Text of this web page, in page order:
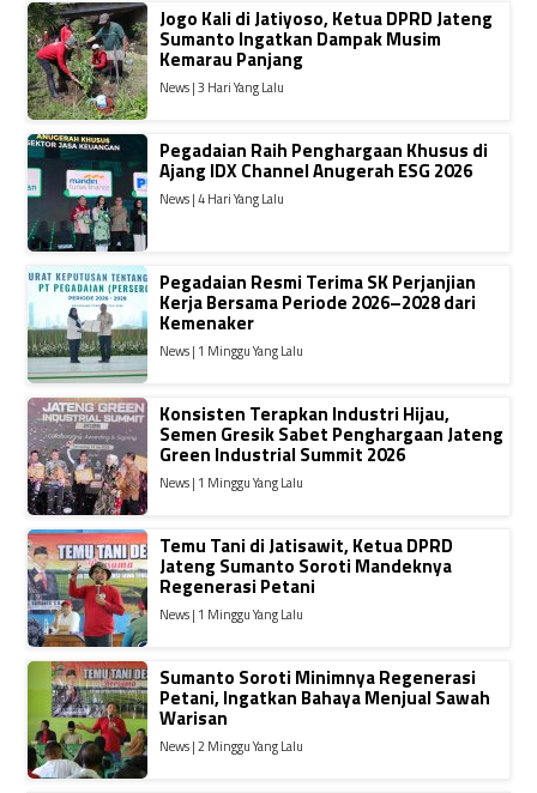
Jogo Kali di Jatiyoso, Ketua DPRD Jateng
Sumanto Ingatkan Dampak Musim
Kemarau Panjang
News | 3 Hari Yang Lalu
Pegadaian Raih Penghargaan Khusus di
Ajang IDX Channel Anugerah ESG 2026
News | 4 Hari Yang Lalu
Pegadaian Resmi Terima SK Perjanjian
Kerja Bersama Periode 2026–2028 dari
Kemenaker
News | 1 Minggu Yang Lalu
Konsisten Terapkan Industri Hijau,
Semen Gresik Sabet Penghargaan Jateng
Green Industrial Summit 2026
News | 1 Minggu Yang Lalu
Temu Tani di Jatisawit, Ketua DPRD
Jateng Sumanto Soroti Mandeknya
Regenerasi Petani
News | 1 Minggu Yang Lalu
Sumanto Soroti Minimnya Regenerasi
Petani, Ingatkan Bahaya Menjual Sawah
Warisan
News | 2 Minggu Yang Lalu